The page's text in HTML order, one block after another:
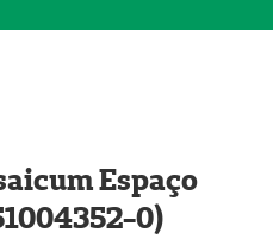
Espaço
0)